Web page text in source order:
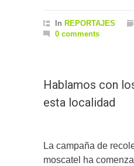
In REPORTAJES
0 comments
Hablamos con
esta localidad
La campaña de
moscatel ha